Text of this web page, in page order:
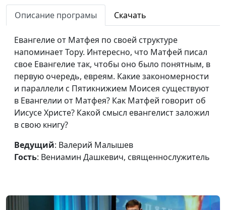
Почему и зачем мы
Артем Таварян,
священнослужитель
Отверженность: люди
отвергают, Бог
Андрей Довгель,
священнослужитель
Песнь Песней о любви
Андрей Довгель,
священнослужитель
#36
Жить достойно -
Живая вера
Андрей Довгель,
#34
священнослужитель
Описание програмы Скачать
Евангелие от Матфея по своей структуре
напоминает Тору. Интересно, что Матфей писал
свое Евангелие так, чтобы оно было понятным, в
первую очередь, евреям. Какие закономерности
и параллели с Пятикнижием Моисея существуют
в Евангелии от Матфея? Как Матфей говорит об
Иисусе Христе? Какой смысл евангелист заложил
в свою книгу?
Ведущий: Валерий Малышев
Гость: Вениамин Дашкевич, священнослужитель